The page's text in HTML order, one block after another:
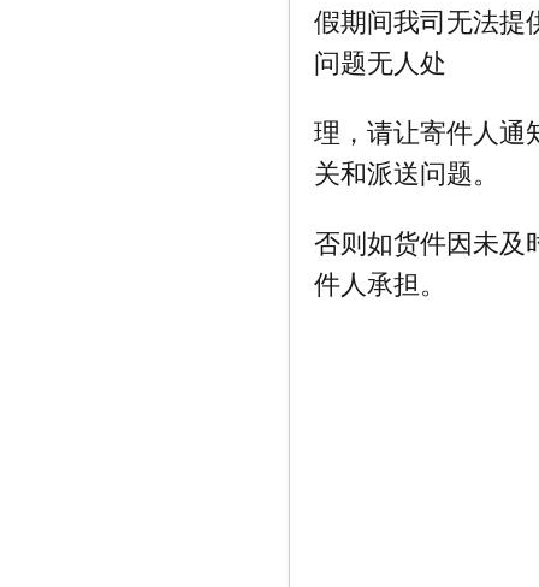
假期间我司无法提
问题无人处
理，请让寄件人通
关和派送问题。
否则如货件因未及
件人承担。